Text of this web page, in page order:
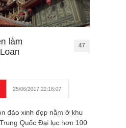
làm
47
25/06/2017 22:16:07
đảo xinh đẹp nằm ở khu
Quốc Đại lục hơn 100